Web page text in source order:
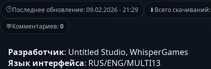
🕒Последнее обновление:09.02.2026 - 21:29 ⬇Всего скачиваний:
💬Комментариев:0
Разработчик: Untitled Studio, WhisperGames
Язык интерфейса: RUS/ENG/MULTI13